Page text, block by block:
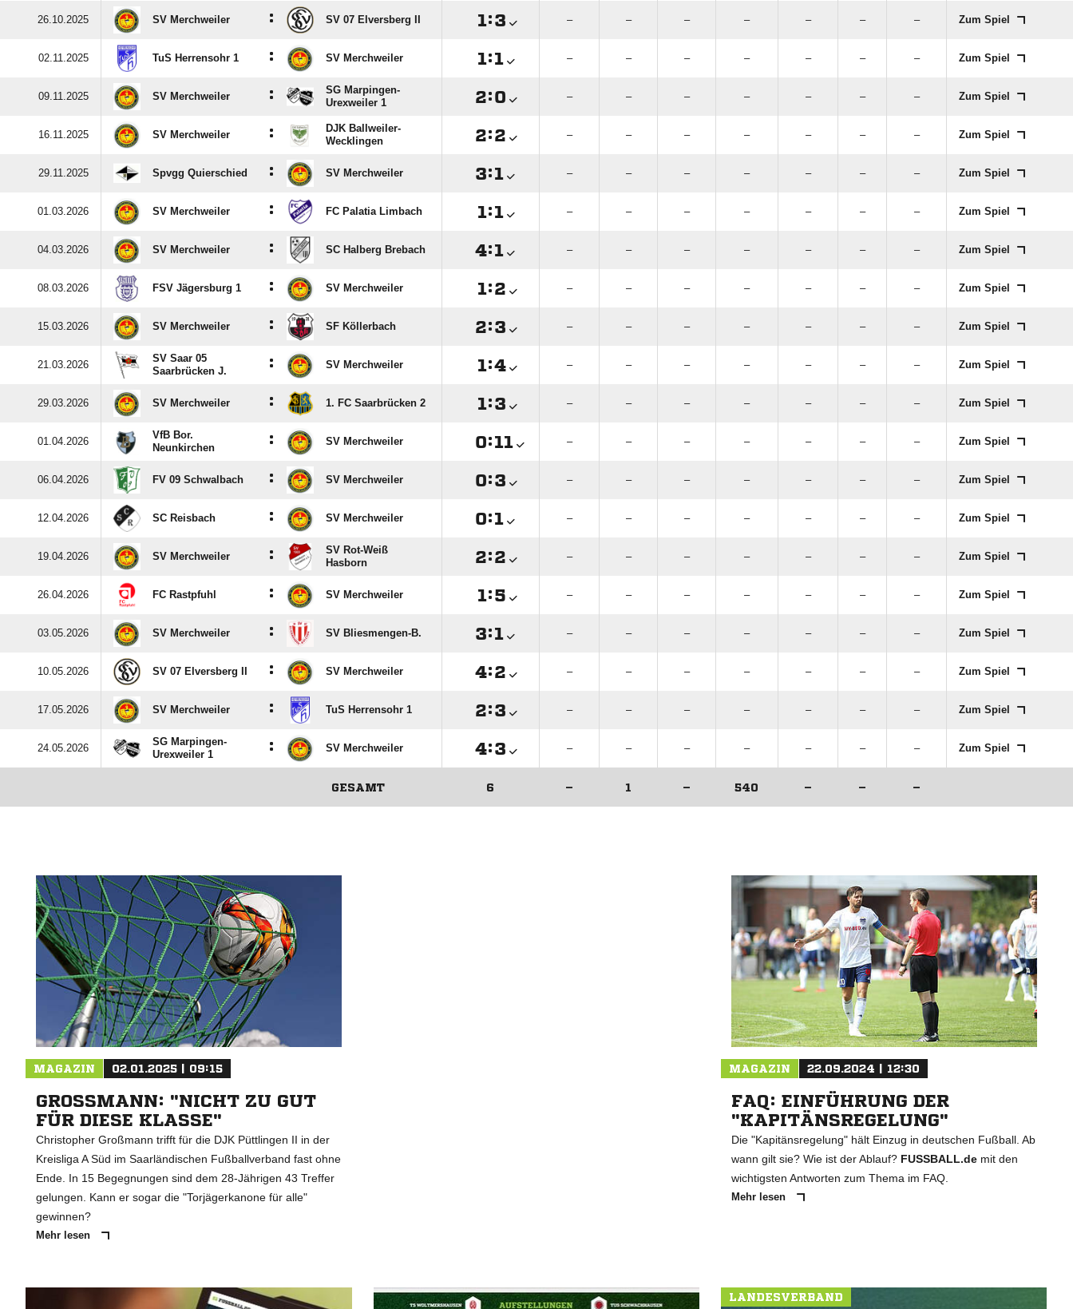
26.10.2025 SV Merchweiler : SV 07 Elversberg II : – – – – – – – Zum Spiel
02.11.2025 TuS Herrensohr 1 : SV Merchweiler : – – – – – – – Zum Spiel
09.11.2025 SV Merchweiler :
SG Marpingen-
Urexweiler 1
: – – – – – – – Zum Spiel
16.11.2025 SV Merchweiler :
DJK Ballweiler-
Wecklingen
: – – – – – – – Zum Spiel
29.11.2025 Spvgg Quierschied : SV Merchweiler : – – – – – – – Zum Spiel
01.03.2026 SV Merchweiler : FC Palatia Limbach : – – – – – – – Zum Spiel
04.03.2026 SV Merchweiler : SC Halberg Brebach : – – – – – – – Zum Spiel
08.03.2026 FSV Jägersburg 1 : SV Merchweiler : – – – – – – – Zum Spiel
15.03.2026 SV Merchweiler : SF Köllerbach : – – – – – – – Zum Spiel
21.03.2026
SV Saar 05
Saarbrücken J.
: SV Merchweiler : – – – – – – – Zum Spiel
29.03.2026 SV Merchweiler : 1. FC Saarbrücken 2 : – – – – – – – Zum Spiel
01.04.2026
VfB Bor.
Neunkirchen
: SV Merchweiler : – – – – – – – Zum Spiel
06.04.2026 FV 09 Schwalbach : SV Merchweiler : – – – – – – – Zum Spiel
12.04.2026 SC Reisbach : SV Merchweiler : – – – – – – – Zum Spiel
19.04.2026 SV Merchweiler :
SV Rot-Weiß
Hasborn
: – – – – – – – Zum Spiel
26.04.2026 FC Rastpfuhl : SV Merchweiler : – – – – – – – Zum Spiel
03.05.2026 SV Merchweiler : SV Bliesmengen-B. : – – – – – – – Zum Spiel
10.05.2026 SV 07 Elversberg II : SV Merchweiler : – – – – – – – Zum Spiel
17.05.2026 SV Merchweiler : TuS Herrensohr 1 : – – – – – – – Zum Spiel
24.05.2026
SG Marpingen-
Urexweiler 1
: SV Merchweiler : – – – – – – – Zum Spiel
GESAMT 6 – 1 – 540 – – –
MAGAZIN 02.01.2025 | 09:15
GROSSMANN: "NICHT ZU GUT F
ÜR DIESE KLASSE"
Christopher Großmann trifft für die DJK Püttlingen II in der
Kreisliga A Süd im Saarländischen Fußballverband fast ohne
Ende. In 15 Begegnungen sind dem 28-Jährigen 43 Treffer
gelungen. Kann er sogar die "Torjägerkanone für alle"
gewinnen?
Mehr lesen
MAGAZIN 22.09.2024 | 12:30
FAQ: EINFÜHRUNG DER
"KAPITÄNSREGELUNG"
Die "Kapitänsregelung" hält Einzug in deutschen Fußball. Ab
wann gilt sie? Wie ist der Ablauf? FUSSBALL.de mit den
wichtigsten Antworten zum Thema im FAQ.
Mehr lesen
LANDESVERBAND